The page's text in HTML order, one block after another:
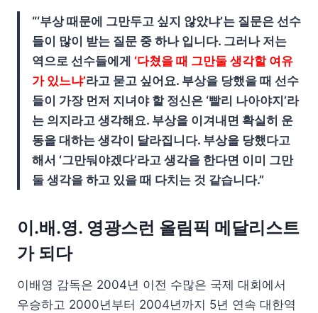
“‘부상 때문에 그만두고 싶지 않았냐’는 질문은 선수
들이 많이 받는 질문 중 하나 입니다. 그러나 저는
역으로 선수들에게 ‘다쳤을 때 그만둘 생각할 여유
가 있느냐’라고 묻고 싶어요. 부상을 당했을 때 선수
들이 가장 먼저 지녀야 할 정신은 ‘빨리 나아야지’라
는 의지라고 생각해요. 부상을 이겨내면 확실히 운
동을 대하는 생각이 달라집니다. 부상을 당했다고
해서 ‘그만둬야겠다’라고 생각을 한다면 이미 그만
둘 생각을 하고 있을 때 다치는 것 같습니다.”
이.배.영. 영광스런 올림픽 메달리스트
가 되다
이배영 감독은 2004년 이전 수많은 국제 대회에서
우승하고 2000년부터 2004년까지 5년 연속 대한역